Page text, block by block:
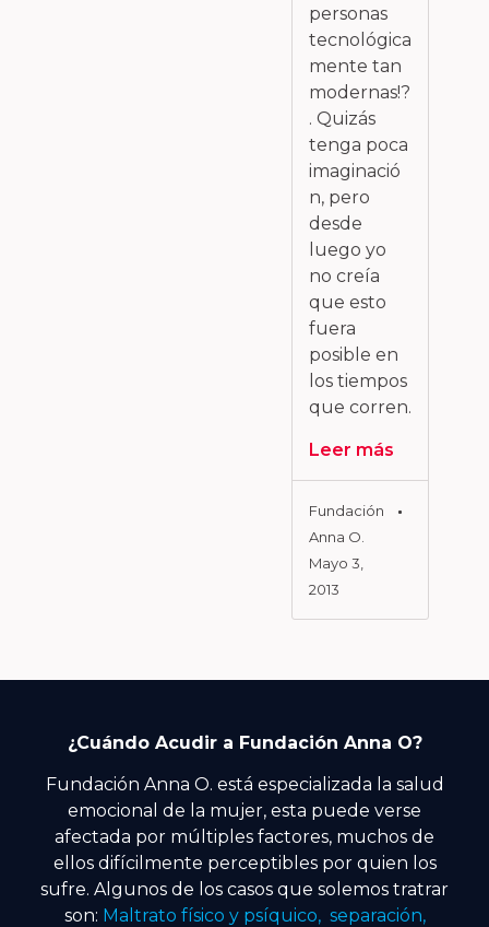
personas
tecnológica
mente tan
modernas!?
. Quizás
tenga poca
imaginació
n, pero
desde
luego yo
no creía
que esto
fuera
posible en
los tiempos
que corren.
Leer más
Fundación
Anna O.
Mayo 3,
2013
¿Cuándo Acudir a Fundación Anna O?
Fundación Anna O. está especializada la salud
emocional de la mujer, esta puede verse
afectada por múltiples factores, muchos de
ellos difícilmente perceptibles por quien los
sufre. Algunos de los casos que solemos tratrar
son: Maltrato físico y psíquico, separación,